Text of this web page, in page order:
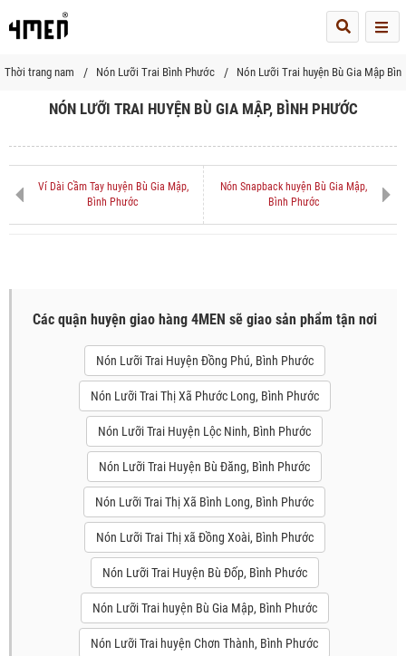
Thời trang nam Nón Lưỡi Trai Bình Phước Nón Lưỡi Trai huyện Bù Gia Mập
NÓN LƯỠI TRAI HUYỆN BÙ GIA MẬP, BÌNH PHƯỚC
Ví Dài Cầm Tay huyện Bù Gia Mập,
Bình Phước
Nón Snapback huyện Bù Gia Mập,
Bình Phước
Các quận huyện giao hàng 4MEN sẽ giao sản phẩm tận nơi
Nón Lưỡi Trai Huyện Đồng Phú, Bình Phước
Nón Lưỡi Trai Thị Xã Phước Long, Bình Phước
Nón Lưỡi Trai Huyện Lộc Ninh, Bình Phước
Nón Lưỡi Trai Huyện Bù Đăng, Bình Phước
Nón Lưỡi Trai Thị Xã Bình Long, Bình Phước
Nón Lưỡi Trai Thị xã Đồng Xoài, Bình Phước
Nón Lưỡi Trai Huyện Bù Đốp, Bình Phước
Nón Lưỡi Trai huyện Bù Gia Mập, Bình Phước
Nón Lưỡi Trai huyện Chơn Thành, Bình Phước